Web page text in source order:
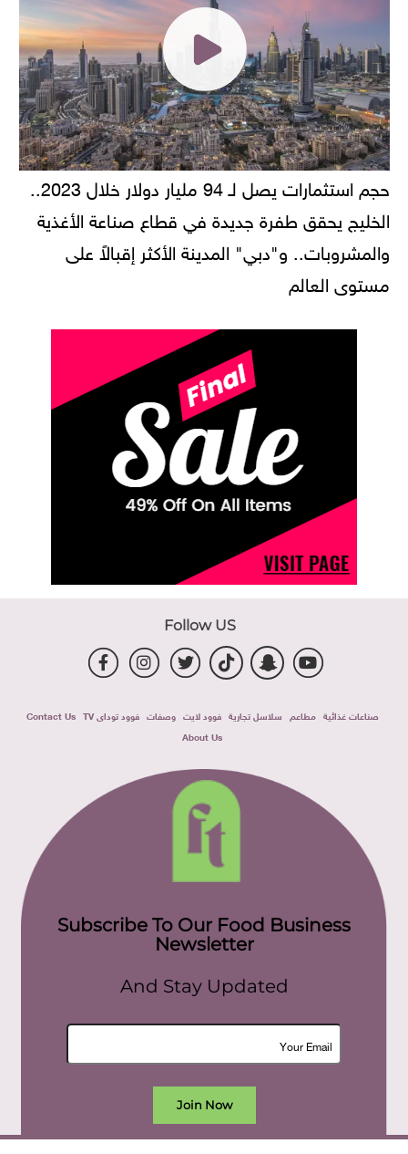
الخليج يحقق طفرة جديدة في قطاع صناعة الأغذية
والمشروبات.. و"دبي" المدينة الأكثر إقبالاً على
مستوى العالم
Follow US
صناعات غذائية مطاعم سلاسل تجارية فوود لايت وصفات فوود توداى TV
Contact Us
About Us
Subscribe To Our Food Business
Newsletter
And Stay Updated
Join Now